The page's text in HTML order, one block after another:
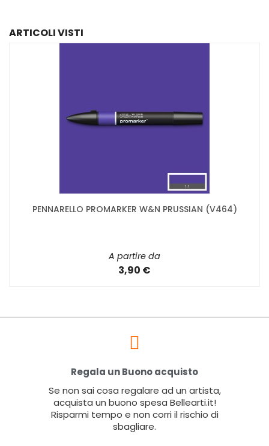
ARTICOLI VISTI
PENNARELLO PROMARKER W&N PRUSSIAN (V464)
A partire da
3,90 €
Regala un Buono acquisto
Se non sai cosa regalare ad un artista,
acquista un buono spesa Bellearti.it!
Risparmi tempo e non corri il rischio di
sbagliare.